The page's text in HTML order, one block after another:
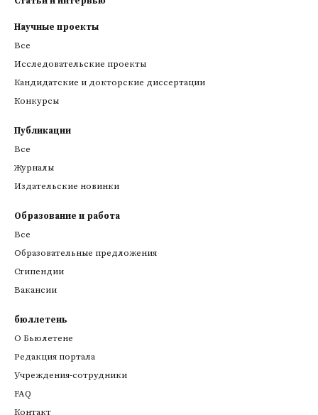
Научные проекты
Все
Исследовательские проекты
Кандидатские и докторские диссертации
Конкурсы
Публикации
Все
Журналы
Издательские новинки
Образование и работа
Все
Образовательные предложения
Стипендии
Вакансии
бюллетень
О Бьюлетене
Редакция портала
Учреждения-сотрудники
FAQ
Контакт